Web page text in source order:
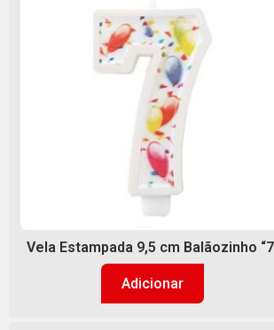
Vela Estampada 9,5 cm Balãozinho
Adicionar